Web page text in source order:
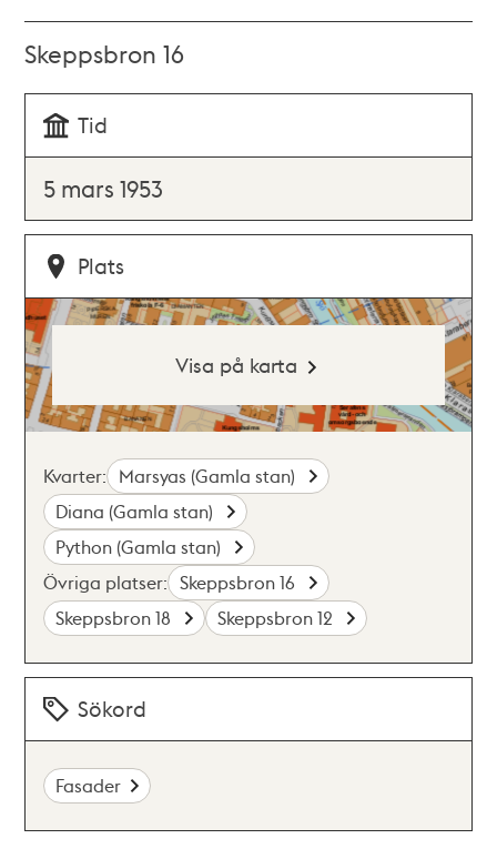
Skeppsbron 16
Tid
5 mars 1953
Plats
Visa på karta
Kvarter: Marsyas (Gamla stan)
Diana (Gamla stan)
Python (Gamla stan)
Övriga platser: Skeppsbron 16
Skeppsbron 18
Skeppsbron 12
Sökord
Fasader